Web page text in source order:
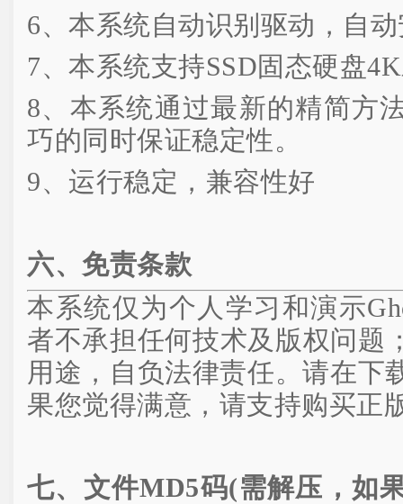
6、本系统自动识别驱动，自
7、本系统支持SSD固态硬盘
8、本系统通过最新的精简方
巧的同时保证稳定性。
9、运行稳定，兼容性好
六、免责条款
本系统仅为个人学习和演示
者不承担任何技术及版权问题
用途，自负法律责任。请在下
果您觉得满意，请支持购买正
七、文件MD5码(需解压，如